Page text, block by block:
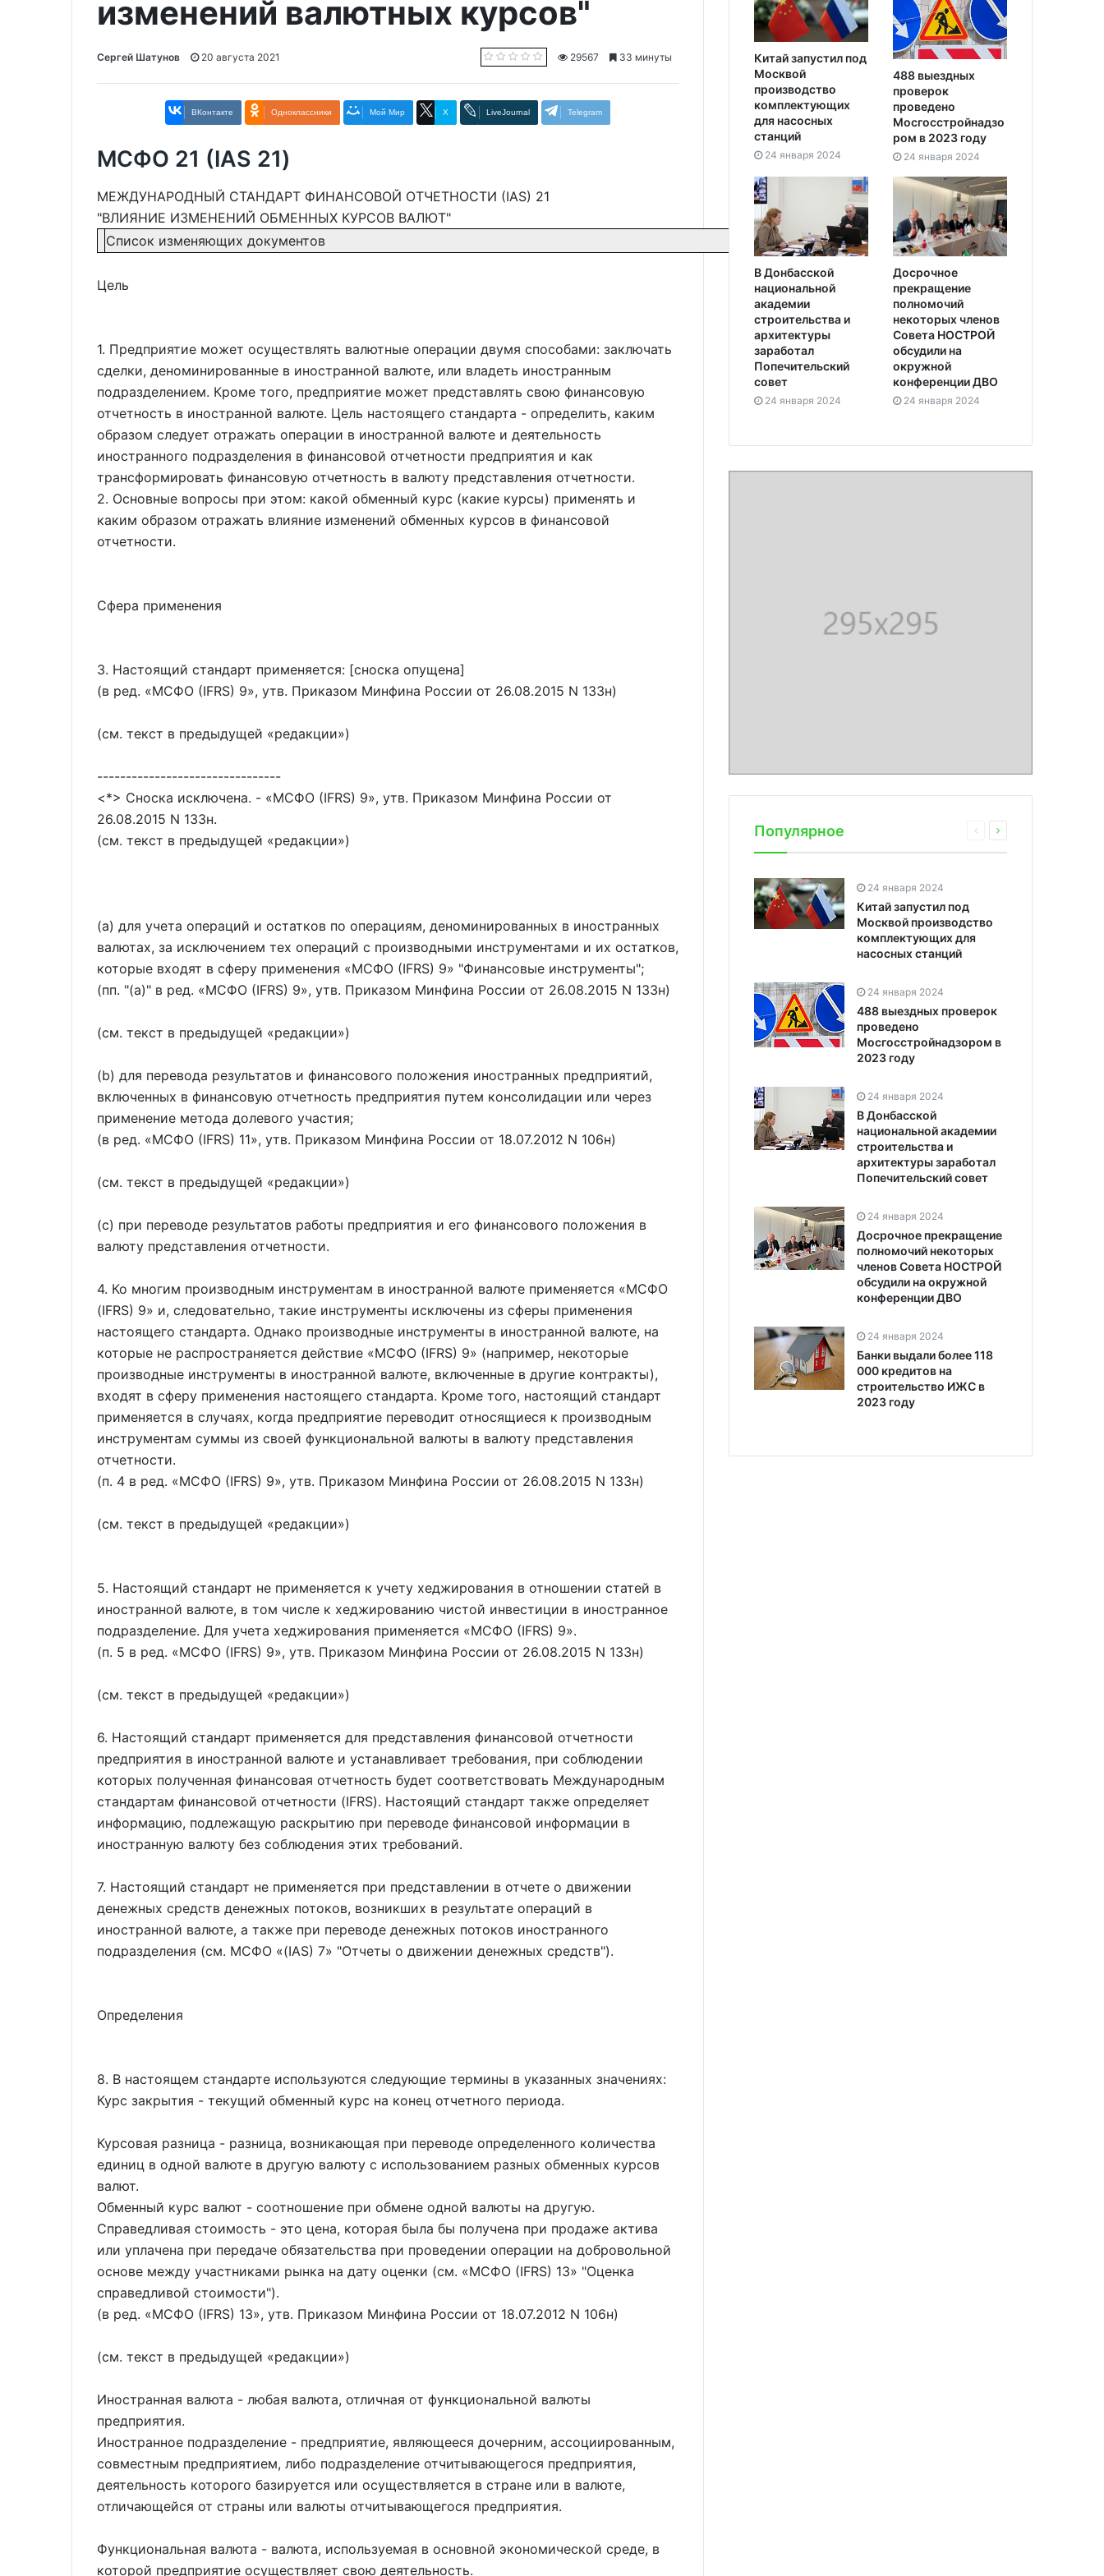
изменений валютных курсов"
Сергей Шатунов 20 августа 2021 29567 33 минуты
ВКонтакте Одноклассники Мой Мир X LiveJournal Telegram
МСФО 21 (IAS 21)
МЕЖДУНАРОДНЫЙ СТАНДАРТ ФИНАНСОВОЙ ОТЧЕТНОСТИ (IAS) 21
"ВЛИЯНИЕ ИЗМЕНЕНИЙ ОБМЕННЫХ КУРСОВ ВАЛЮТ"
Список изменяющих документов
Цель
1. Предприятие может осуществлять валютные операции двумя способами: заключать
сделки, деноминированные в иностранной валюте, или владеть иностранным
подразделением. Кроме того, предприятие может представлять свою финансовую
отчетность в иностранной валюте. Цель настоящего стандарта - определить, каким
образом следует отражать операции в иностранной валюте и деятельность
иностранного подразделения в финансовой отчетности предприятия и как
трансформировать финансовую отчетность в валюту представления отчетности.
2. Основные вопросы при этом: какой обменный курс (какие курсы) применять и
каким образом отражать влияние изменений обменных курсов в финансовой
отчетности.
Сфера применения
3. Настоящий стандарт применяется: [сноска опущена]
(в ред.
МСФО (IFRS) 9 , утв. Приказом Минфина России от 26.08.2015 N 133н)
(см. текст в предыдущей редакции )
--------------------------------
<*> Сноска исключена. -
МСФО (IFRS) 9 , утв. Приказом Минфина России от
26.08.2015 N 133н.
(см. текст в предыдущей
редакции )
(a) для учета операций и остатков по операциям, деноминированных в иностранных
валютах, за исключением тех операций с производными инструментами и их остатков,
которые входят в сферу применения
МСФО (IFRS) 9
"Финансовые инструменты";
(пп. "(а)" в ред.
МСФО (IFRS) 9 , утв. Приказом Минфина России от 26.08.2015 N 133н)
(см. текст в предыдущей редакции )
(b) для перевода результатов и финансового положения иностранных предприятий,
включенных в финансовую отчетность предприятия путем консолидации или через
применение метода долевого участия;
(в ред.
МСФО (IFRS) 11 , утв. Приказом Минфина России от 18.07.2012 N 106н)
(см. текст в предыдущей редакции )
(c) при переводе результатов работы предприятия и его финансового положения в
валюту представления отчетности.
4. Ко многим производным инструментам в иностранной валюте применяется
МСФО
(IFRS) 9
и, следовательно, такие инструменты исключены из сферы применения
настоящего стандарта. Однако производные инструменты в иностранной валюте, на
которые не распространяется действие
МСФО (IFRS) 9
(например, некоторые
производные инструменты в иностранной валюте, включенные в другие контракты),
входят в сферу применения настоящего стандарта. Кроме того, настоящий стандарт
применяется в случаях, когда предприятие переводит относящиеся к производным
инструментам суммы из своей функциональной валюты в валюту представления
отчетности.
(п. 4 в ред.
МСФО (IFRS) 9 , утв. Приказом Минфина России от 26.08.2015 N 133н)
(см. текст в предыдущей редакции )
5. Настоящий стандарт не применяется к учету хеджирования в отношении статей в
иностранной валюте, в том числе к хеджированию чистой инвестиции в иностранное
подразделение. Для учета хеджирования применяется
МСФО (IFRS) 9 .
(п. 5 в ред.
МСФО (IFRS) 9 , утв. Приказом Минфина России от 26.08.2015 N 133н)
(см. текст в предыдущей редакции )
6. Настоящий стандарт применяется для представления финансовой отчетности
предприятия в иностранной валюте и устанавливает требования, при соблюдении
которых полученная финансовая отчетность будет соответствовать Международным
стандартам финансовой отчетности (IFRS). Настоящий стандарт также определяет
информацию, подлежащую раскрытию при переводе финансовой информации в
иностранную валюту без соблюдения этих требований.
7. Настоящий стандарт не применяется при представлении в отчете о движении
денежных средств денежных потоков, возникших в результате операций в
иностранной валюте, а также при переводе денежных потоков иностранного
подразделения (см. МСФО
(IAS) 7 "Отчеты о движении денежных средств").
Определения
8. В настоящем стандарте используются следующие термины в указанных значениях:
Курс закрытия - текущий обменный курс на конец отчетного периода.
Курсовая разница - разница, возникающая при переводе определенного количества
единиц в одной валюте в другую валюту с использованием разных обменных курсов
валют.
Обменный курс валют - соотношение при обмене одной валюты на другую.
Справедливая стоимость - это цена, которая была бы получена при продаже актива
или уплачена при передаче обязательства при проведении операции на добровольной
основе между участниками рынка на дату оценки (см.
МСФО (IFRS) 13
"Оценка
справедливой стоимости").
(в ред.
МСФО (IFRS) 13 , утв. Приказом Минфина России от 18.07.2012 N 106н)
(см. текст в предыдущей редакции )
Иностранная валюта - любая валюта, отличная от функциональной валюты
предприятия.
Иностранное подразделение - предприятие, являющееся дочерним, ассоциированным,
совместным предприятием, либо подразделение отчитывающегося предприятия,
деятельность которого базируется или осуществляется в стране или в валюте,
отличающейся от страны или валюты отчитывающегося предприятия.
Функциональная валюта - валюта, используемая в основной экономической среде, в
которой предприятие осуществляет свою деятельность.
Китай запустил под
Москвой
производство
комплектующих
для насосных
станций
24 января 2024
488 выездных
проверок
проведено
Мосгосстройнадзо
ром в 2023 году
24 января 2024
В Донбасской
национальной
академии
строительства и
архитектуры
заработал
Попечительский
совет
24 января 2024
Досрочное
прекращение
полномочий
некоторых членов
Совета НОСТРОЙ
обсудили на
окружной
конференции ДВО
24 января 2024
Популярное
24 января 2024
Китай запустил под
Москвой производство
комплектующих для
насосных станций
24 января 2024
488 выездных проверок
проведено
Мосгосстройнадзором в
2023 году
24 января 2024
В Донбасской
национальной академии
строительства и
архитектуры заработал
Попечительский совет
24 января 2024
Досрочное прекращение
полномочий некоторых
членов Совета НОСТРОЙ
обсудили на окружной
конференции ДВО
24 января 2024
Банки выдали более 118
000 кредитов на
строительство ИЖС в
2023 году